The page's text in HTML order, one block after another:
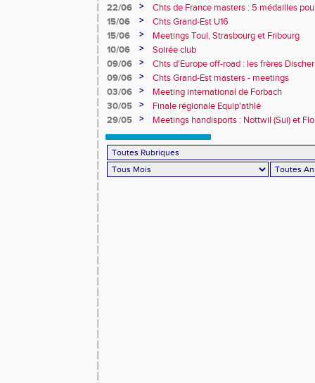
22/06
>
Chts de France masters : 5 médailles
15/06
>
Chts Grand-Est U16
15/06
>
Meetings Toul, Strasbourg et Fribourg
10/06
>
Soirée club
09/06
>
Chts d'Europe off-road : les frères
09/06
>
Chts Grand-Est masters - meetings
03/06
>
Meeting international de Forbach
30/05
>
Finale régionale Equip'athlé
29/05
> Meetings handisports : Nottwil (Sui) et